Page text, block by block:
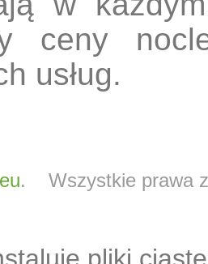
ceny
usług.
. Wszystkie prawa